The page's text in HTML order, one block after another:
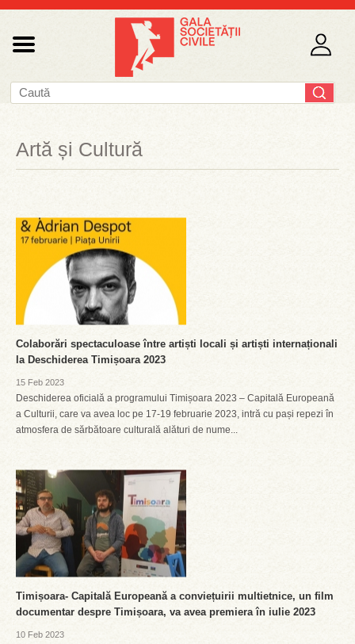
Artă și Cultură
Colaborări spectaculoase între artiști locali și artiști internaționali
la Deschiderea Timișoara 2023
15 Feb 2023
Deschiderea oficială a programului Timișoara 2023 – Capitală Europeană
a Culturii, care va avea loc pe 17-19 februarie 2023, intră cu pași repezi în
atmosfera de sărbătoare culturală alături de nume...
Timișoara- Capitală Europeană a conviețuirii multietnice, un film
documentar despre Timișoara, va avea premiera în iulie 2023
10 Feb 2023